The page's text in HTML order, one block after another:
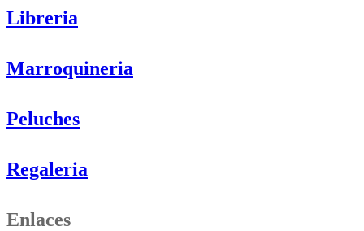
Libreria
Marroquineria
Peluches
Regaleria
Enlaces